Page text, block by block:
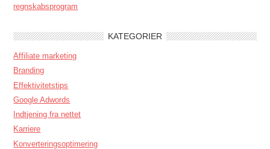
regnskabsprogram
KATEGORIER
Affiliate marketing
Branding
Effektivitetstips
Google Adwords
Indtjening fra nettet
Karriere
Konverteringsoptimering